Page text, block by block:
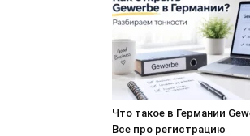
Что такое в Германии
Все про регистрацию